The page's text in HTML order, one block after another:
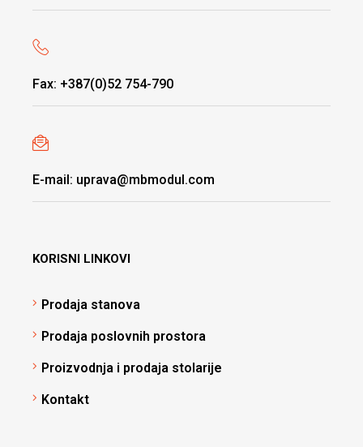
Fax: +387(0)52 754-790
E-mail: uprava@mbmodul.com
KORISNI LINKOVI
Prodaja stanova
Prodaja poslovnih prostora
Proizvodnja i prodaja stolarije
Kontakt